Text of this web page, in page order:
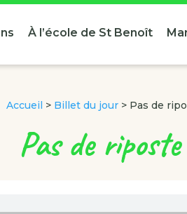
À l’école de St Benoît
Accueil > Billet du jour > Pas de
Pas de